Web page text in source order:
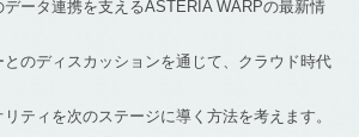
データ連携を支えるASTERIA WARPの最新情
のディスカッションを通じて、クラウド時代
ティを次のステージに導く方法を考えます。